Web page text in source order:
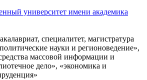
университет имени академика
специалитет, магистратура
науки и регионоведение»,
массовой информации и
дело», «экономика и